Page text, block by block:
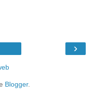
›
Blogger.